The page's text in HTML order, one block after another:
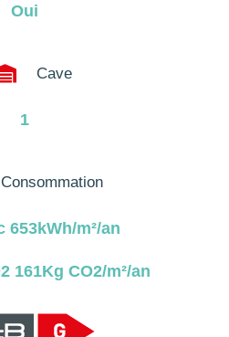
Oui
Cave
1
Consommation
653kWh/m²/an
161Kg CO2/m²/an